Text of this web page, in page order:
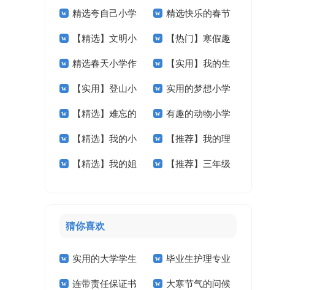
学作文锦集10篇 五篇
精选夸自己小学
作文400字四篇
精选快乐的春节
小学作文汇总八篇
【精选】文明小
学作文300字7篇
【热门】寒假趣
事小学作文合集9篇
精选春天小学作
文400字九篇
【实用】我的生
活小学作文4篇
【实用】登山小
学作文锦集5篇
实用的梦想小学
作文400字四篇
【精选】难忘的
小学作文300字3篇
有趣的动物小学
作文汇总5篇
【精选】我的小
学作文300字三篇
【推荐】我的理
想小学作文6篇
【精选】我的姐 【推荐】三年级
猜你喜欢
实用的大学学生
实习报告范文锦集六
毕业生护理专业
求职信精选15篇
连带责任保证书 大寒节气的问候